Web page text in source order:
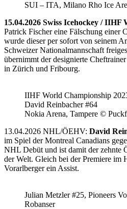
SUI – ITA, Milano Rho Ice
15.04.2026 Swiss Icehockey / IIHF
Patrick Fischer eine Fälschung einer
wurde dieser per sofort von seinem
Schweizer Nationalmannschaft
übernimmt der designierte
in Zürich und Fribourg.
IIHF World Championship
David Reinbacher #64
Nokia Arena, Tampere ©
13.04.2026 NHL/ÖEHV: David
im Spiel der Montreal Canadians
NHL Debüt und ist damit der zehnte
der Welt. Gleich bei der Premiere im
Vorarlberger ein Assist.
Julian Metzler #25, Pioneers
Robanser